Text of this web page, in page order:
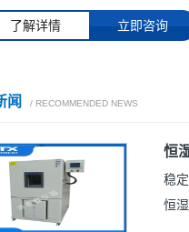
了解详情 立即咨询
闻 / RECOMMENDED NEWS
恒
稳
恒